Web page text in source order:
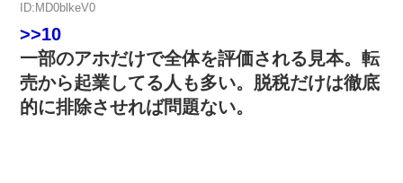
ID:MD0blkeV0
>>10
一部のアホだけで全体を評価される見本。転
売から起業してる人も多い。脱税だけは徹底
的に排除させれば問題ない。